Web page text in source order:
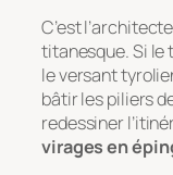
C’est
titanesque. Si le
le versant
bâtir les piliers
redessiner
virages en